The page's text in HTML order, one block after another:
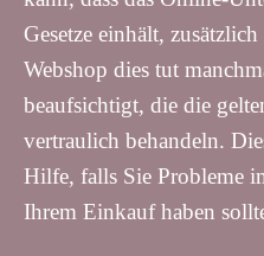
Gesetze einhält,
Webshop dies tut
beaufsichtigt, die die
vertraulich behandeln.
Hilfe, falls Sie Probleme
Ihrem Einkauf haben